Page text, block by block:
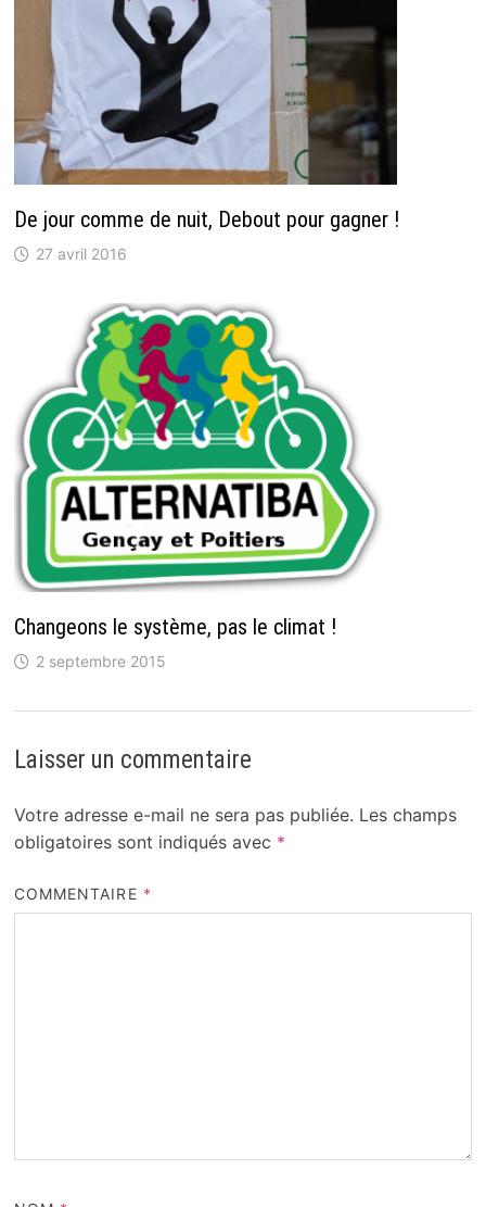
De jour comme de nuit, Debout pour gagner !
27 avril 2016
Changeons le système, pas le climat !
2 septembre 2015
Laisser un commentaire
Votre adresse e-mail ne sera pas publiée. Les champs
obligatoires sont indiqués avec *
COMMENTAIRE *